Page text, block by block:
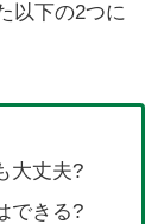
以下の2つに
大丈夫?
できる?